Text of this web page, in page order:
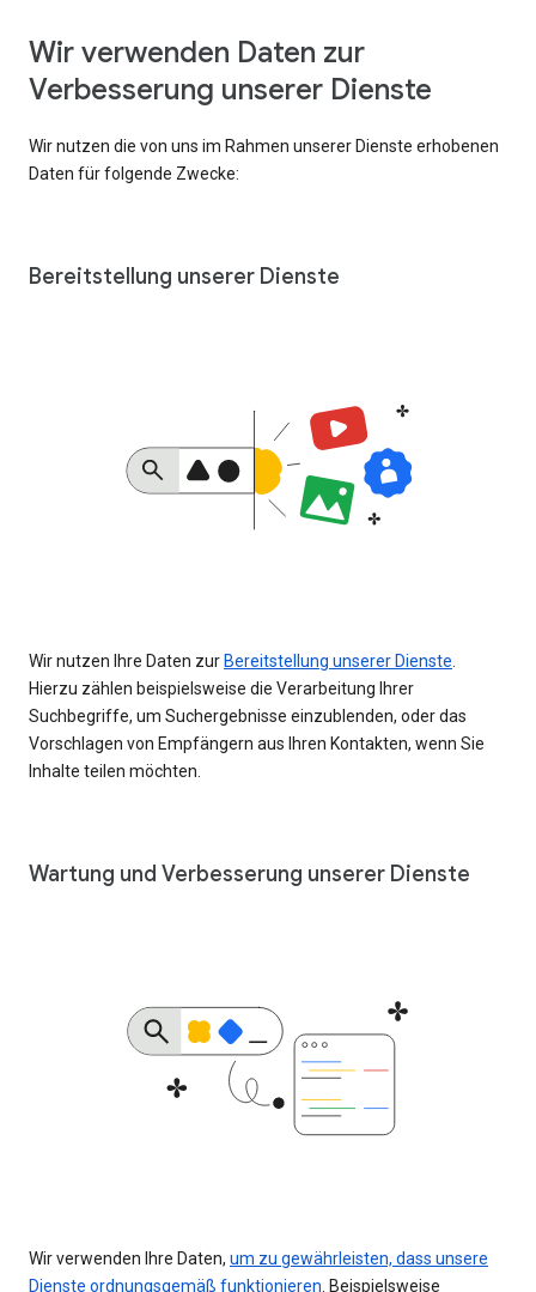
Wir verwenden Daten zur
Verbesserung unserer Dienste
Wir nutzen die von uns im Rahmen unserer Dienste erhobenen
Daten für folgende Zwecke:
Bereitstellung unserer Dienste
Wir nutzen Ihre Daten zur Bereitstellung unserer Dienste
Hierzu zählen beispielsweise die Verarbeitung Ihrer
Suchbegriffe, um Suchergebnisse einzublenden, oder das
Vorschlagen von Empfängern aus Ihren Kontakten, wenn Sie
Inhalte teilen möchten.
Wartung und Verbesserung unserer Dienste
Wir verwenden Ihre Daten, um zu gewährleisten, dass unsere
Dienste ordnungsgemäß funktionieren . Beispielsweise